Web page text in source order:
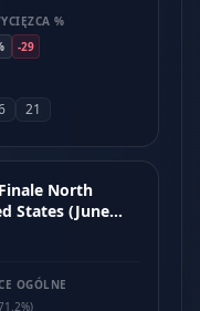
%
-29
21
North
States (June
OGÓLNE